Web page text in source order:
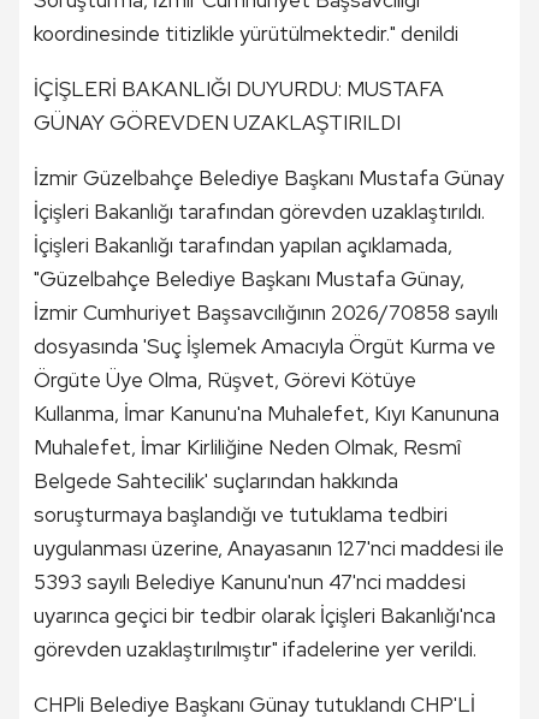
koordinesinde titizlikle yürütülmektedir." denildi
İÇİŞLERİ BAKANLIĞI DUYURDU: MUSTAFA
GÜNAY GÖREVDEN UZAKLAŞTIRILDI
İzmir Güzelbahçe Belediye Başkanı Mustafa Günay
İçişleri Bakanlığı tarafından görevden uzaklaştırıldı.
İçişleri Bakanlığı tarafından yapılan açıklamada,
"Güzelbahçe Belediye Başkanı Mustafa Günay,
İzmir Cumhuriyet Başsavcılığının 2026/70858 sayılı
dosyasında 'Suç İşlemek Amacıyla Örgüt Kurma ve
Örgüte Üye Olma, Rüşvet, Görevi Kötüye
Kullanma, İmar Kanunu'na Muhalefet, Kıyı Kanununa
Muhalefet, İmar Kirliliğine Neden Olmak, Resmî
Belgede Sahtecilik' suçlarından hakkında
soruşturmaya başlandığı ve tutuklama tedbiri
uygulanması üzerine, Anayasanın 127'nci maddesi ile
5393 sayılı Belediye Kanunu'nun 47'nci maddesi
uyarınca geçici bir tedbir olarak İçişleri Bakanlığı'nca
görevden uzaklaştırılmıştır" ifadelerine yer verildi.
CHPli Belediye Başkanı Günay tutuklandı CHP'Lİ